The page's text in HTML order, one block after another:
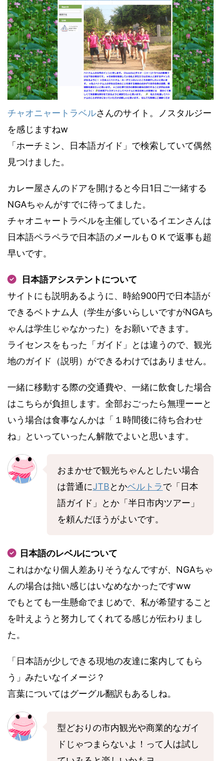
チャオニャートラベルさんのサイト。ノスタルジー
を感じますねw
「ホーチミン、日本語ガイド」で検索していて偶然
見つけました。
カレー屋さんのドアを開けると今日1日ご一緒する
NGAちゃんがすでに待ってました。
チャオニャートラベルを主催しているイエンさんは
日本語ペラペラで日本語のメールもＯＫで返事も超
早いです。
日本語アシステントについて
サイトにも説明あるように、時給900円で日本語が
できるベトナム人（学生が多いらしいですがNGAち
ゃんは学生じゃなかった）をお願いできます。
ライセンスをもった「ガイド」とは違うので、観光
地のガイド（説明）ができるわけではありません。
一緒に移動する際の交通費や、一緒に飲食した場合
はこちらが負担します。全部おごったら無理ーーと
いう場合は食事なんかは「１時間後に待ち合わせ
ね」といっていったん解散でよいと思います。
おまかせで観光ちゃんとしたい場合
は普通にJTBとかベルトラで「日本
語ガイド」とか「半日市内ツアー」
を頼んだほうがよいです。
日本語のレベルについて
これはかなり個人差ありそうなんですが、NGAちゃ
んの場合は拙い感じはいなめなかったですww
でもとても一生懸命でまじめで、私が希望すること
を叶えようと努力してくれてる感じが伝わりまし
た。
「日本語が少しできる現地の友達に案内してもら
う」みたいなイメージ？
言葉についてはグーグル翻訳もあるしね。
型どおりの市内観光や商業的なガイ
ドじゃつまらないよ！って人は試し